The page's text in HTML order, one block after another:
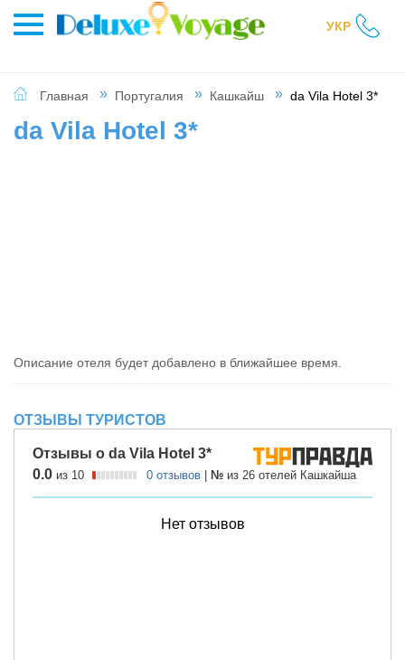
УКР
Главная Португалия Кашкайш da Vila Hotel 3*
da Vila Hotel 3*
Описание отеля будет добавлено в ближайшее время.
ОТЗЫВЫ ТУРИСТОВ